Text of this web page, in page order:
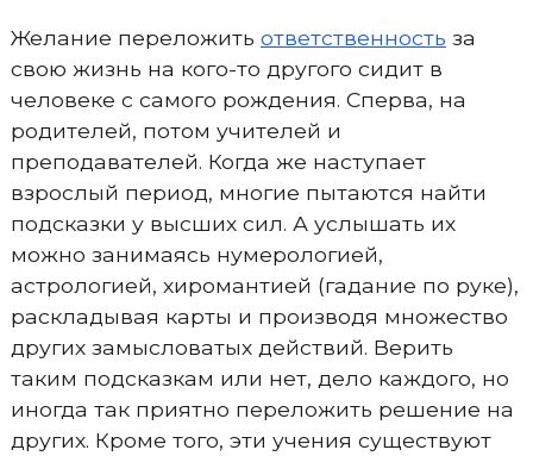
Желание переложить ответственность за
свою жизнь на кого-то другого сидит в
человеке с самого рождения. Сперва, на
родителей, потом учителей и
преподавателей. Когда же наступает
взрослый период, многие пытаются найти
подсказки у высших сил. А услышать их
можно занимаясь нумерологией,
астрологией, хиромантией (гадание по руке),
раскладывая карты и производя множество
других замысловатых действий. Верить
таким подсказкам или нет, дело каждого, но
иногда так приятно переложить решение на
других. Кроме того, эти учения существуют